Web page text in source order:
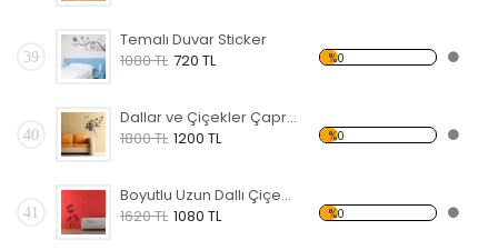
39
Temalı Duvar Sticker
1080 TL 720 TL %0
40
Dallar ve Çiçekler Çapraz Temalı Duvar Sticker
1800 TL 1200 TL %0
41
Boyutlu Uzun Dallı Çiçekler Temalı Duvar Sticker
1620 TL 1080 TL %0